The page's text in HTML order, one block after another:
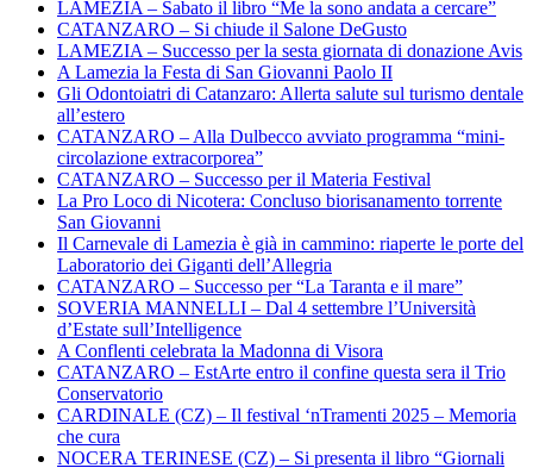
LAMEZIA – Sabato il libro “Me la sono andata a cercare”
CATANZARO – Si chiude il Salone DeGusto
LAMEZIA – Successo per la sesta giornata di donazione Avis
A Lamezia la Festa di San Giovanni Paolo II
Gli Odontoiatri di Catanzaro: Allerta salute sul turismo dentale
all’estero
CATANZARO – Alla Dulbecco avviato programma “mini-
circolazione extracorporea”
CATANZARO – Successo per il Materia Festival
La Pro Loco di Nicotera: Concluso biorisanamento torrente
San Giovanni
Il Carnevale di Lamezia è già in cammino: riaperte le porte del
Laboratorio dei Giganti dell’Allegria
CATANZARO – Successo per “La Taranta e il mare”
SOVERIA MANNELLI – Dal 4 settembre l’Università
d’Estate sull’Intelligence
A Conflenti celebrata la Madonna di Visora
CATANZARO – EstArte entro il confine questa sera il Trio
Conservatorio
CARDINALE (CZ) – Il festival ‘nTramenti 2025 – Memoria
che cura
NOCERA TERINESE (CZ) – Si presenta il libro “Giornali